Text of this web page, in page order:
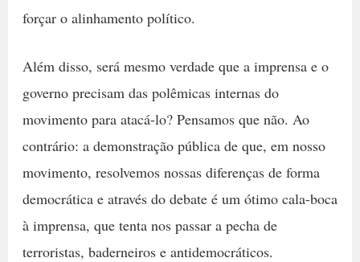
forçar o alinhamento político.
Além disso, será mesmo verdade que a imprensa e o
governo precisam das polêmicas internas do
movimento para atacá-lo? Pensamos que não. Ao
contrário: a demonstração pública de que, em nosso
movimento, resolvemos nossas diferenças de forma
democrática e através do debate é um ótimo cala-boca
à imprensa, que tenta nos passar a pecha de
terroristas, baderneiros e antidemocráticos.